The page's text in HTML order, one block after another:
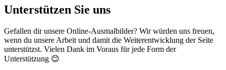
Unterstützen Sie uns
Gefallen dir unsere Online-Ausmalbilder? Wir würden uns freuen,
wenn du unsere Arbeit und damit die Weiterentwicklung der Seite
unterstützst. Vielen Dank im Voraus für jede Form der
Unterstützung 😊